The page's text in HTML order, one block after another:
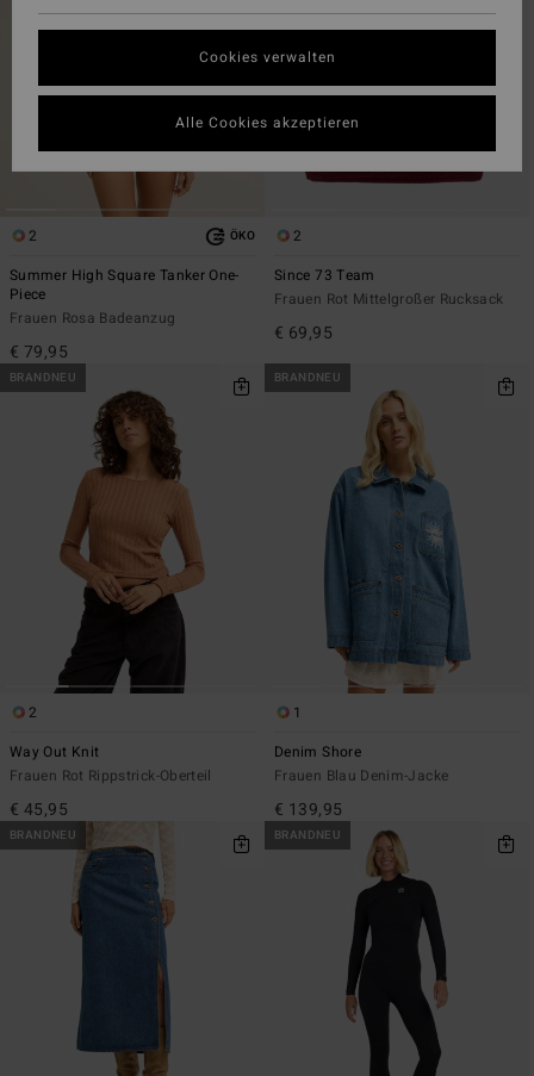
2 ÖKO
Summer High Square Tanker One-
Piece
Frauen Rosa Badeanzug
€ 79,95
2
Since 73 Team
Frauen Rot Mittelgroßer Rucksack
€ 69,95
BRANDNEU
2
Way Out Knit
Frauen Rot Rippstrick-Oberteil
€ 45,95
BRANDNEU
1
Denim Shore
Frauen Blau Denim-Jacke
€ 139,95
BRANDNEU BRANDNEU
Cookies verwalten
Alle Cookies akzeptieren